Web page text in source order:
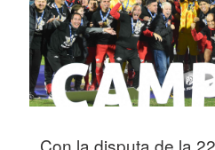
Con la disputa de la